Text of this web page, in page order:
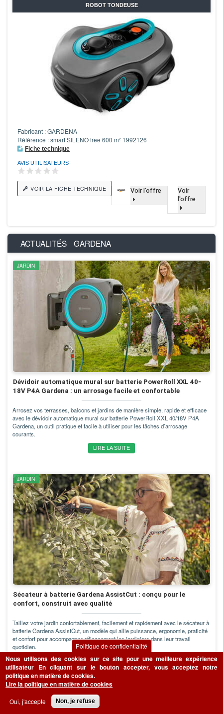
ROBOT TONDEUSE
Fabricant : GARDENA
Référence : smart SILENO free 600 m² 1992126
Fiche technique
AVIS UTILISATEURS
VOIR LA FICHE TECHNIQUE Voir l'offre
Voir
l'offre
ACTUALITÉS GARDENA
JARDIN
Dévidoir automatique mural sur batterie PowerRoll XXL 40-
18V P4A Gardena : un arrosage facile et confortable
Arrosez vos terrasses, balcons et jardins de manière simple, rapide et efficace
avec le dévidoir automatique mural sur batterie PowerRoll XXL 40/18V P4A
Gardena, un outil pratique et facile à utiliser pour les tâches d’arrosage
courants.
LIRE LA SUITE
JARDIN
Sécateur à batterie Gardena AssistCut : conçu pour le
confort, construit avec qualité
Taillez votre jardin confortablement, facilement et rapidement avec le sécateur à
batterie Gardena AssistCut, un modèle qui allie puissance, ergonomie, praticité
et confort pour accompagner efficacement les jardiniers dans leur travail
quotidien.
LIRE LA SUITE
BRICOLAGE
Politique de confidentialité
Nous utilisons des cookies sur ce site pour une meilleure expérience
utilisateur En cliquant sur le bouton accepter, vous acceptez notre
politique en matière de cookies.
Lire la politique en matière de cookies
Oui, j'accepte Non, je refuse